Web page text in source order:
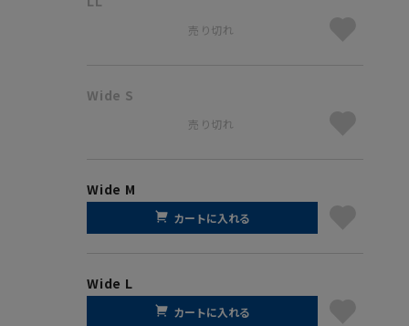
売り切れ
Wide S
売り切れ
Wide M
カートに入れる
Wide L
カートに入れる